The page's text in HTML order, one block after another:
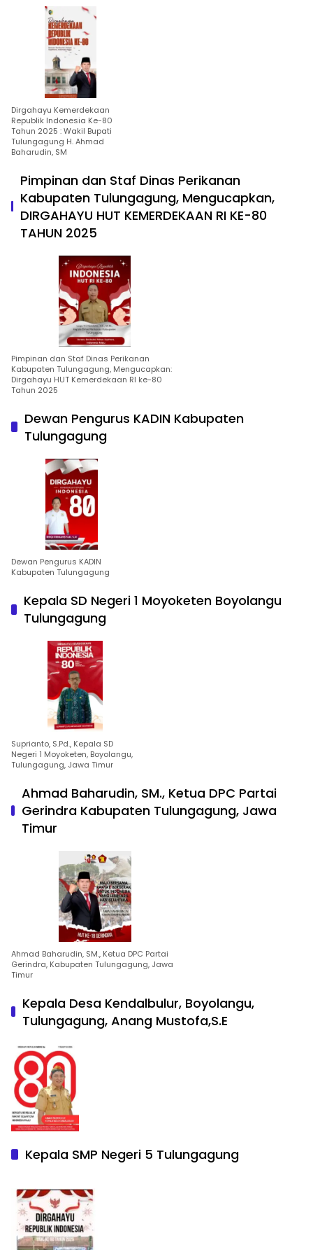
Dirgahayu Kemerdekaan
Republik Indonesia Ke-80
Tahun 2025 : Wakil Bupati
Tulungagung H. Ahmad
Baharudin, SM
Pimpinan dan Staf Dinas Perikanan
Kabupaten Tulungagung, Mengucapkan,
DIRGAHAYU HUT KEMERDEKAAN RI KE-80
TAHUN 2025
Pimpinan dan Staf Dinas Perikanan
Kabupaten Tulungagung, Mengucapkan:
Dirgahayu HUT Kemerdekaan RI ke-80
Tahun 2025
Dewan Pengurus KADIN Kabupaten
Tulungagung
Dewan Pengurus KADIN
Kabupaten Tulungagung
Kepala SD Negeri 1 Moyoketen Boyolangu
Tulungagung
Suprianto, S.Pd., Kepala SD
Negeri 1 Moyoketen, Boyolangu,
Tulungagung, Jawa Timur
Ahmad Baharudin, SM., Ketua DPC Partai
Gerindra Kabupaten Tulungagung, Jawa
Timur
Ahmad Baharudin, SM., Ketua DPC Partai
Gerindra, Kabupaten Tulungagung, Jawa
Timur
Kepala Desa Kendalbulur, Boyolangu,
Tulungagung, Anang Mustofa,S.E
Kepala SMP Negeri 5 Tulungagung